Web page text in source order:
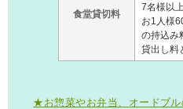
食堂貸切料
7名様以
お1人様
の持込み
貸出し料
★お惣菜やお弁当、オードブ